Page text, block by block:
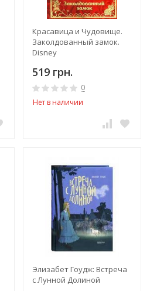
Красавица и Чудовище.
Заколдованный замок.
Disney
519 грн.
0
Нет в наличии
Элизабет Гоудж: Встреча
с Лунной Долиной